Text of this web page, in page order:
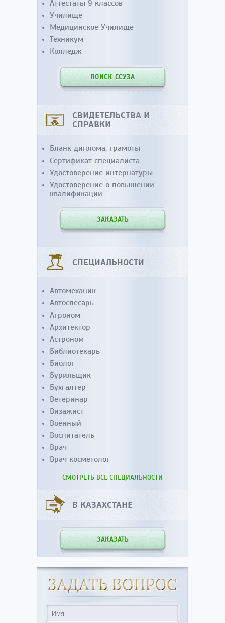
Аттестаты 9 классов
Училище
Медицинское Училище
Техникум
Колледж
ПОИСК ССУЗА
СВИДЕТЕЛЬСТВА И
СПРАВКИ
Бланк диплома, грамоты
Сертификат специалиста
Удостоверение интернатуры
Удостоверение о повышении
квалификации
ЗАКАЗАТЬ
СПЕЦИАЛЬНОСТИ
Автомеханик
Автослесарь
Агроном
Архитектор
Астроном
Библиотекарь
Биолог
Бурильщик
Бухгалтер
Ветеринар
Визажист
Военный
Воспитатель
Врач
Врач косметолог
СМОТРЕТЬ ВСЕ СПЕЦИАЛЬНОСТИ
В КАЗАХСТАНЕ
ЗАКАЗАТЬ